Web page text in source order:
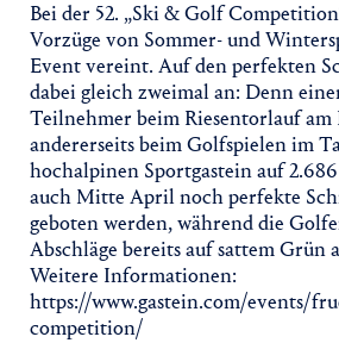
Bei der 52. „Ski & Golf
Vorzüge von Sommer- und
Event vereint. Auf den perfekten
dabei gleich zweimal an: Denn
Teilnehmer beim Riesentorlauf am
andererseits beim Golfspielen im
hochalpinen Sportgastein auf
auch Mitte April noch perfekte
geboten werden, während die
Abschläge bereits auf sattem Grün
Weitere Informationen:
https://www.gastein.com/events/
competition/